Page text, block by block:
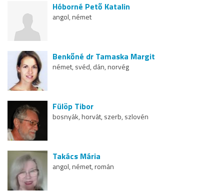
Hóborné Pető Katalin
angol, német
Benkőné dr Tamaska Margit
német, svéd, dán, norvég
Fülöp Tibor
bosnyák, horvát, szerb, szlovén
Takács Mária
angol, német, román